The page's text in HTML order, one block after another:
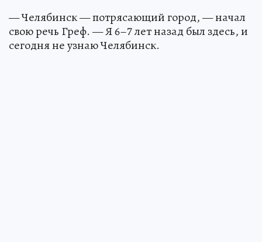
— Челябинск — потрясающий город, — начал
свою речь Греф. — Я 6–7 лет назад был здесь, и
сегодня не узнаю Челябинск.